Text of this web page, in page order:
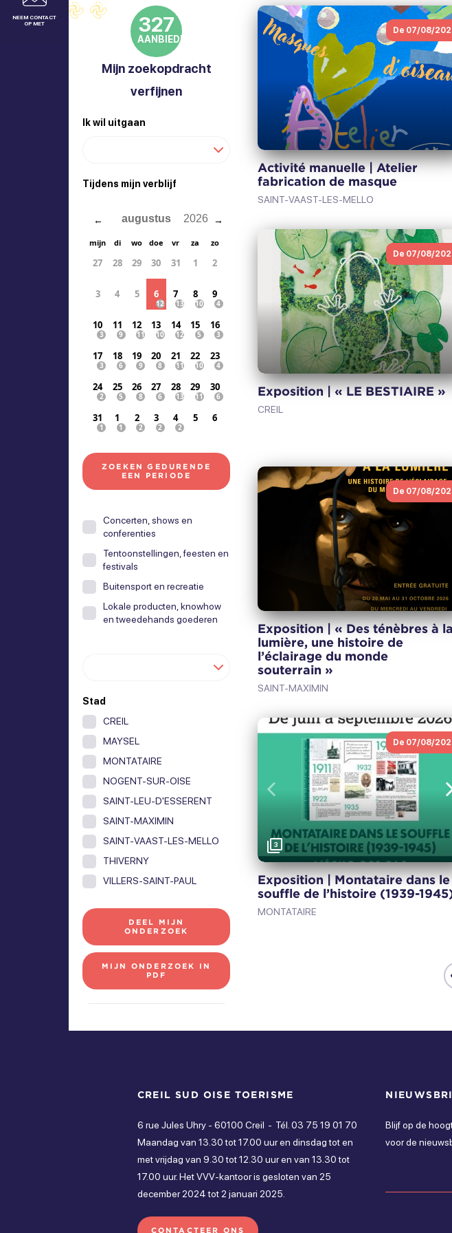
NEEM CONTACT
OP MET
afdrukken
327
AANBIEDINGEN
Mijn zoekopdracht
verfijnen
Ik wil uitgaan
Tijdens mijn verblijf
← →
mijn di wo doe vr za zo
27 28 29 30 31 1 2
3 4 5 6 7 8 9
10 11 12 13 14 15 16
17 18 19 20 21 22 23
24 25 26 27 28 29 30
31 1 2 3 4 5 6
ZOEKEN GEDURENDE
EEN PERIODE
Concerten, shows en
conferenties
Tentoonstellingen, feesten en
festivals
Buitensport en recreatie
Lokale producten, knowhow
en tweedehands goederen
Stad
CREIL
MAYSEL
MONTATAIRE
NOGENT-SUR-OISE
SAINT-LEU-D'ESSERENT
SAINT-MAXIMIN
SAINT-VAAST-LES-MELLO
THIVERNY
VILLERS-SAINT-PAUL
DEEL MIJN
ONDERZOEK
MIJN ONDERZOEK IN
PDF
De 07/08/
Activité manuelle | Atelier
fabrication de masque
SAINT-VAAST-LES-MELLO
De 07/08/
Exposition | « LE BESTIAIRE »
CREIL
De 07/08/
Exposition | « Des ténèbres à
lumière, une histoire de
l’éclairage du monde
souterrain »
SAINT-MAXIMIN
Vorige
De 07/08/
3
Exposition | Montataire dans le
souffle de l’histoire (1939-
MONTATAIRE
CREIL SUD OISE TOERISME
6 rue Jules Uhry - 60100 Creil
Tél. 03 75 19 01 70
Maandag van 13.30 tot 17.00 uur en dinsdag tot en
met vrijdag van 9.30 tot 12.30 uur en van 13.30 tot
17.00 uur. Het VVV-kantoor is gesloten van 25
december 2024 tot 2 januari 2025.
CONTACTEER ONS
Blijf op de
voor de